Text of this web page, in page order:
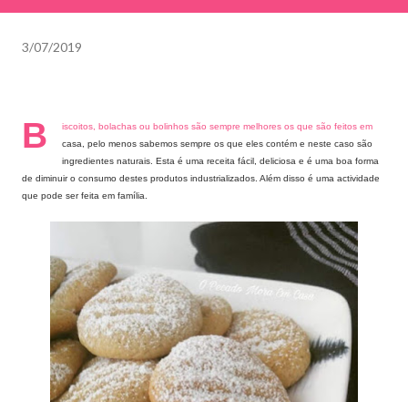
3/07/2019
B
iscoitos, bolachas ou bolinhos são sempre melhores os que são feitos em
casa, pelo menos sabemos sempre os que eles contém e neste caso são
ingredientes naturais. Esta é uma receita fácil, deliciosa e é uma boa forma
de diminuir o consumo destes produtos industrializados. Além disso é uma actividade
que pode ser feita em família.